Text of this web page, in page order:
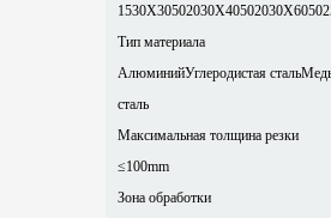
1530X30502030X40502030X6050
Тип материала
АлюминийУглеродистая сталь
сталь
Максимальная толщина резки
≤100mm
Зона обработки